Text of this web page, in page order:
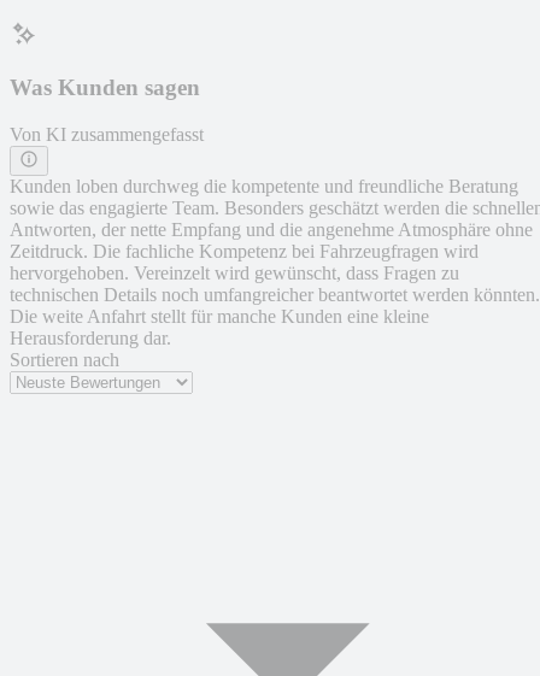
Was Kunden sagen
Von KI zusammengefasst
Kunden loben durchweg die kompetente und freundliche Beratung
sowie das engagierte Team. Besonders geschätzt werden die
Antworten, der nette Empfang und die angenehme Atmosphäre ohne
Zeitdruck. Die fachliche Kompetenz bei Fahrzeugfragen wird
hervorgehoben. Vereinzelt wird gewünscht, dass Fragen zu
technischen Details noch umfangreicher beantwortet werden könnten.
Die weite Anfahrt stellt für manche Kunden eine kleine
Herausforderung dar.
Sortieren nach